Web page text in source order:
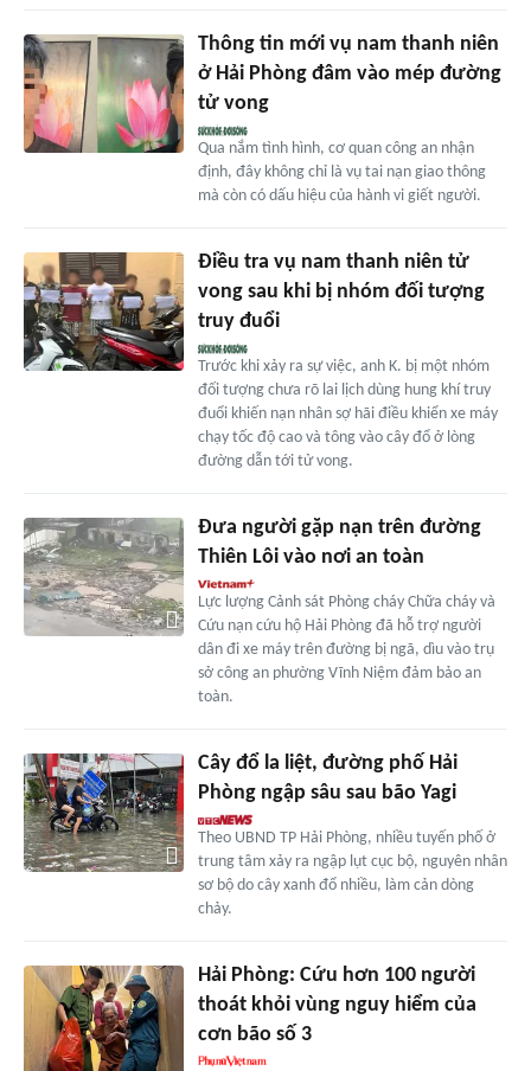
Thông tin mới vụ nam thanh niên
ở Hải Phòng đâm vào mép đường
tử vong
Qua nắm tình hình, cơ quan công an nhận
định, đây không chỉ là vụ tai nạn giao thông
mà còn có dấu hiệu của hành vi giết người.
Điều tra vụ nam thanh niên tử
vong sau khi bị nhóm đối tượng
truy đuổi
Trước khi xảy ra sự việc, anh K. bị một nhóm
đối tượng chưa rõ lai lịch dùng hung khí truy
đuổi khiến nạn nhân sợ hãi điều khiển xe máy
chạy tốc độ cao và tông vào cây đổ ở lòng
đường dẫn tới tử vong.
Đưa người gặp nạn trên đường
Thiên Lôi vào nơi an toàn
Lực lượng Cảnh sát Phòng cháy Chữa cháy và
Cứu nạn cứu hộ Hải Phòng đã hỗ trợ người
dân đi xe máy trên đường bị ngã, dìu vào trụ
sở công an phường Vĩnh Niệm đảm bảo an
toàn.
Cây đổ la liệt, đường phố Hải
Phòng ngập sâu sau bão Yagi
Theo UBND TP Hải Phòng, nhiều tuyến phố ở
trung tâm xảy ra ngập lụt cục bộ, nguyên nhân
sơ bộ do cây xanh đổ nhiều, làm cản dòng
chảy.
Hải Phòng: Cứu hơn 100 người
thoát khỏi vùng nguy hiểm của
cơn bão số 3